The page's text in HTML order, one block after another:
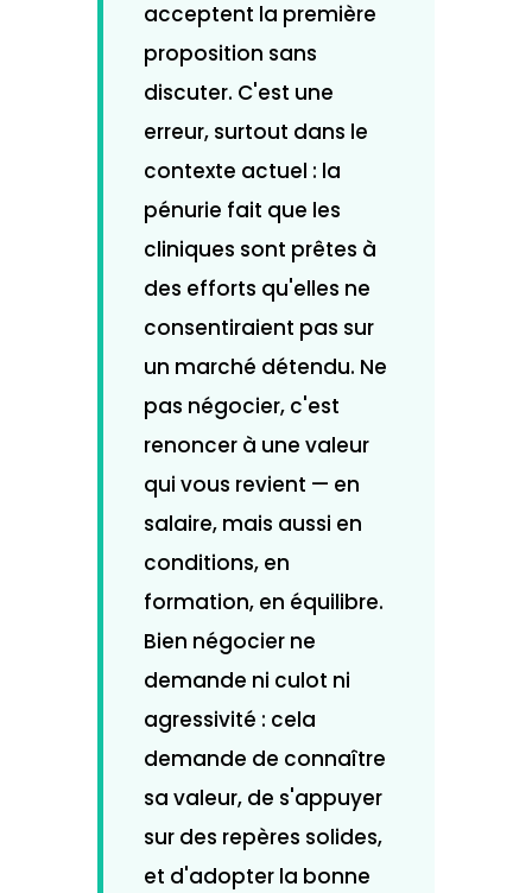
acceptent la première
proposition sans
discuter. C'est une
erreur, surtout dans le
contexte actuel : la
pénurie fait que les
cliniques sont prêtes à
des efforts qu'elles ne
consentiraient pas sur
un marché détendu. Ne
pas négocier, c'est
renoncer à une valeur
qui vous revient — en
salaire, mais aussi en
conditions, en
formation, en équilibre.
Bien négocier ne
demande ni culot ni
agressivité : cela
demande de connaître
sa valeur, de s'appuyer
sur des repères solides,
et d'adopter la bonne